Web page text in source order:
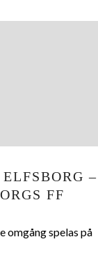
–
FF
omgång spelas på